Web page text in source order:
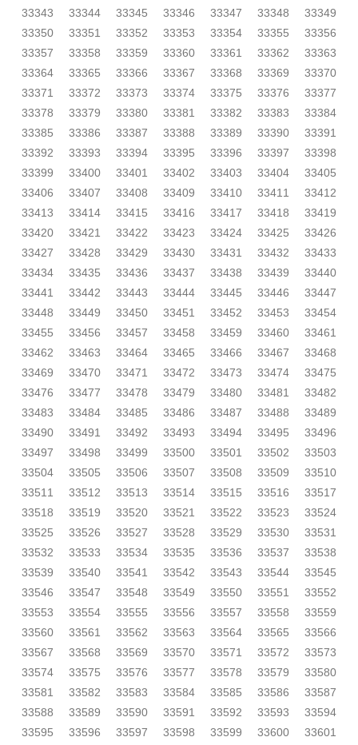
33343
33344 33345 33346 33347 33348
33349
33350
33351 33352 33353 33354 33355
33356
33357
33358 33359 33360 33361 33362
33363
33364
33365 33366 33367 33368 33369
33370
33371
33372 33373 33374 33375 33376
33377
33378
33379 33380 33381 33382 33383
33384
33385
33386 33387 33388 33389 33390
33391
33392
33393 33394 33395 33396 33397
33398
33399
33400 33401 33402 33403 33404
33405
33406
33407 33408 33409 33410 33411
33412
33413
33414 33415 33416 33417 33418
33419
33420
33421 33422 33423 33424 33425
33426
33427
33428 33429 33430 33431 33432
33433
33434
33435 33436 33437 33438 33439
33440
33441
33442 33443 33444 33445 33446
33447
33448
33449 33450 33451 33452 33453
33454
33455
33456 33457 33458 33459 33460
33461
33462
33463 33464 33465 33466 33467
33468
33469
33470 33471 33472 33473 33474
33475
33476
33477 33478 33479 33480 33481
33482
33483
33484 33485 33486 33487 33488
33489
33490
33491 33492 33493 33494 33495
33496
33497
33498 33499 33500 33501 33502
33503
33504
33505 33506 33507 33508 33509
33510
33511
33512 33513 33514 33515 33516
33517
33518
33519 33520 33521 33522 33523
33524
33525
33526 33527 33528 33529 33530
33531
33532
33533 33534 33535 33536 33537
33538
33539
33540 33541 33542 33543 33544
33545
33546
33547 33548 33549 33550 33551
33552
33553
33554 33555 33556 33557 33558
33559
33560
33561 33562 33563 33564 33565
33566
33567
33568 33569 33570 33571 33572
33573
33574
33575 33576 33577 33578 33579
33580
33581
33582 33583 33584 33585 33586
33587
33588
33589 33590 33591 33592 33593
33594
33595
33596 33597 33598 33599 33600 33601